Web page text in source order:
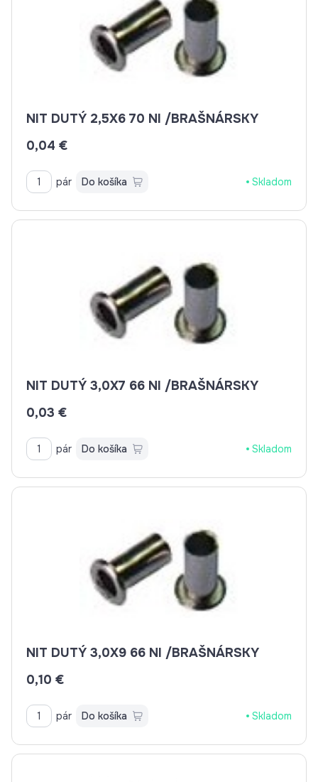
NIT DUTÝ 2,5X6 70 NI /BRAŠNÁRSKY
0,04 €
pár Do košíka Skladom
NIT DUTÝ 3,0X7 66 NI /BRAŠNÁRSKY
0,03 €
pár Do košíka Skladom
NIT DUTÝ 3,0X9 66 NI /BRAŠNÁRSKY
0,10 €
pár Do košíka Skladom